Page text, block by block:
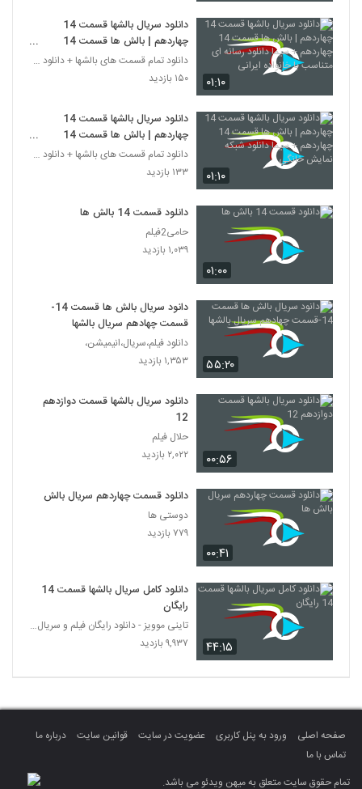
۰۱:۱۰
دانلود سریال بالشها قسمت 14
چهاردهم | بالش ها قسمت 14
چهاردهم + سیما دانلود رسانه ای
متناسب با خانواده ایرانی
دانلود تمام قسمت های بالشها + دانلود قسمت 14 چهارد
۱۵۰ بازدید
۰۱:۱۰
دانلود سریال بالشها قسمت 14
چهاردهم | بالش ها قسمت 14
چهاردهم + سیما دانلود شبکه نمایش
خانگی
دانلود تمام قسمت های بالشها + دانلود قسمت 14 چهارد
۱۳۳ بازدید
۰۱:۰۰
دانلود قسمت 14 بالش ها
حامی2فیلم
۱,۰۳۹ بازدید
۵۵:۲۰
دانود سریال بالش ها قسمت 14-
قسمت چهادهم سریال بالشها
دانلود فیلم،سریال،انیمیشن،
۱,۳۵۳ بازدید
۰۰:۵۶
دانلود سریال بالشها قسمت دوازدهم
12
حلال فیلم
۲,۰۲۲ بازدید
۰۰:۴۱
دانلود قسمت چهاردهم سریال بالش ها
دوستی ها
۷۷۹ بازدید
۴۴:۱۵
دانلود کامل سریال بالشها قسمت 14
رایگان
تاینی موویز - دانلود رایگان فیلم و سریال ایرانی جد
۹,۹۳۷ بازدید
صفحه اصلی ورود به پنل کاربری عضویت در سایت قوانین سایت
درباره ما
تماس با ما
تمام حقوق سایت متعلق به میهن ویدئو می باشد.